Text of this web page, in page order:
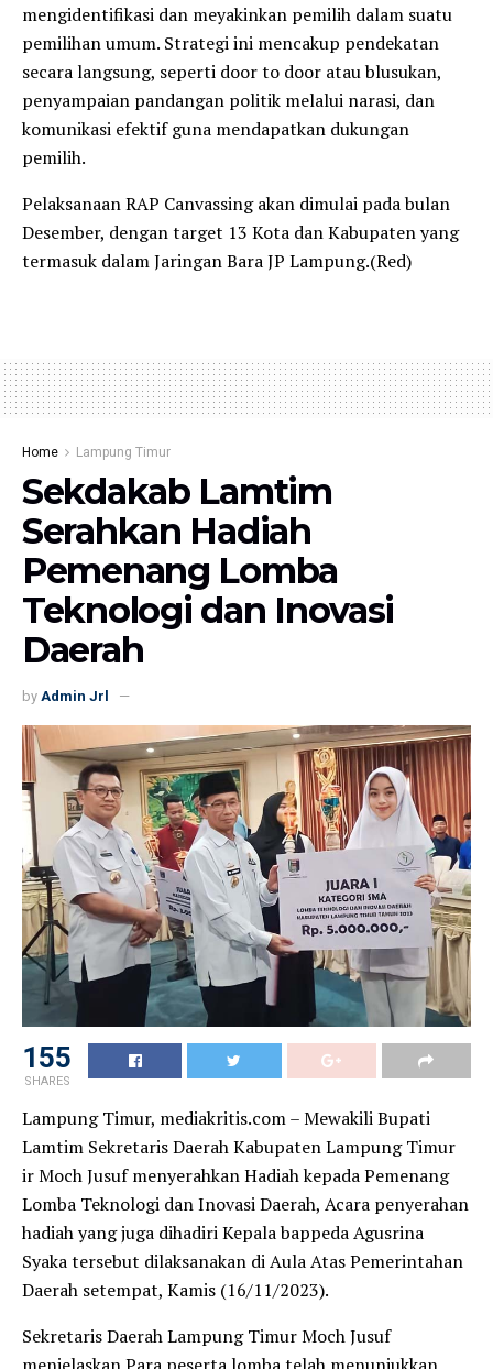
mengidentifikasi dan meyakinkan pemilih dalam suatu
pemilihan umum. Strategi ini mencakup pendekatan
secara langsung, seperti door to door atau blusukan,
penyampaian pandangan politik melalui narasi, dan
komunikasi efektif guna mendapatkan dukungan
pemilih.
Pelaksanaan RAP Canvassing akan dimulai pada bulan
Desember, dengan target 13 Kota dan Kabupaten yang
termasuk dalam Jaringan Bara JP Lampung.(Red)
Home Lampung Timur
Sekdakab Lamtim
Serahkan Hadiah
Pemenang Lomba
Teknologi dan Inovasi
Daerah
by Admin Jrl
155
SHARES
Lampung Timur, mediakritis.com – Mewakili Bupati
Lamtim Sekretaris Daerah Kabupaten Lampung Timur
ir Moch Jusuf menyerahkan Hadiah kepada Pemenang
Lomba Teknologi dan Inovasi Daerah, Acara penyerahan
hadiah yang juga dihadiri Kepala bappeda Agusrina
Syaka tersebut dilaksanakan di Aula Atas Pemerintahan
Daerah setempat, Kamis (16/11/2023).
Sekretaris Daerah Lampung Timur Moch Jusuf